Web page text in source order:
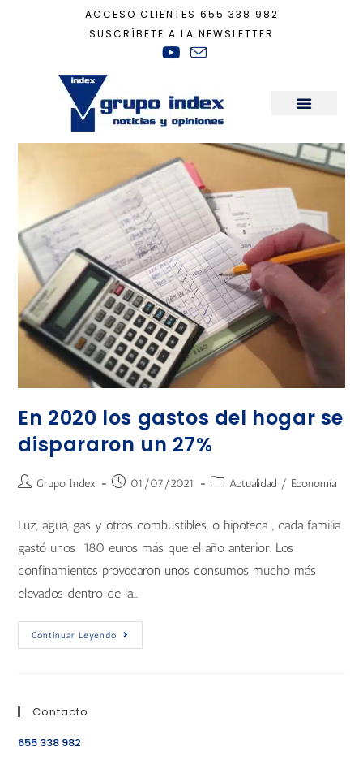
ACCESO CLIENTES 655 338 982
SUSCRÍBETE A LA NEWSLETTER
gastos
En 2020 los gastos del hogar se
dispararon un 27%
Grupo Index 01/07/2021 Actualidad / Economía
Luz, agua, gas y otros combustibles, o hipoteca…, cada familia
gastó unos 180 euros más que el año anterior. Los
confinamientos provocaron unos consumos mucho más
elevados dentro de la…
Continuar Leyendo
Contacto
655 338 982